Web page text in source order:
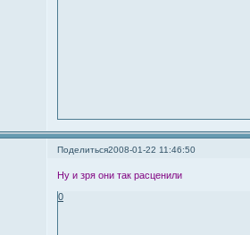
Поделиться2008-01-22 11:46:50
Ну и зря они так расценили
0